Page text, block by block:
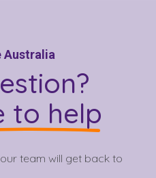
Australia
to help
team will get back to